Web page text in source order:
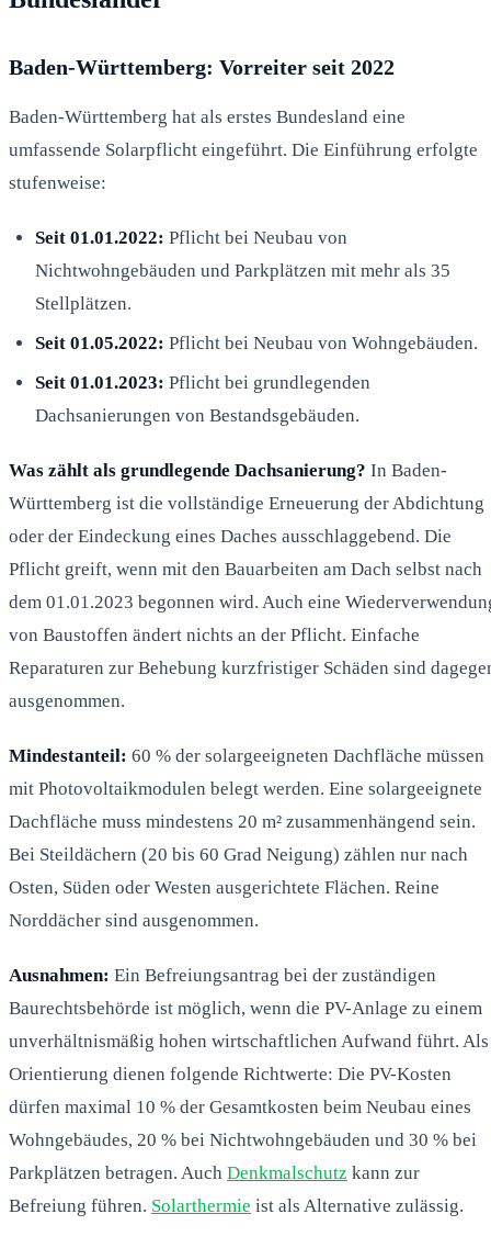
Baden-Württemberg: Vorreiter seit 2022
Baden-Württemberg hat als erstes Bundesland eine
umfassende Solarpflicht eingeführt. Die Einführung erfolgte
stufenweise:
Seit 01.01.2022: Pflicht bei Neubau von
Nichtwohngebäuden und Parkplätzen mit mehr als 35
Stellplätzen.
Seit 01.05.2022: Pflicht bei Neubau von Wohngebäuden.
Seit 01.01.2023: Pflicht bei grundlegenden
Dachsanierungen von Bestandsgebäuden.
Was zählt als grundlegende Dachsanierung? In Baden-
Württemberg ist die vollständige Erneuerung der Abdichtung
oder der Eindeckung eines Daches ausschlaggebend. Die
Pflicht greift, wenn mit den Bauarbeiten am Dach selbst nach
dem 01.01.2023 begonnen wird. Auch eine
von Baustoffen ändert nichts an der Pflicht. Einfache
Reparaturen zur Behebung kurzfristiger Schäden sind
ausgenommen.
Mindestanteil: 60 % der solargeeigneten Dachfläche müssen
mit Photovoltaikmodulen belegt werden. Eine solargeeignete
Dachfläche muss mindestens 20 m² zusammenhängend sein.
Bei Steildächern (20 bis 60 Grad Neigung) zählen nur nach
Osten, Süden oder Westen ausgerichtete Flächen. Reine
Norddächer sind ausgenommen.
Ausnahmen: Ein Befreiungsantrag bei der zuständigen
Baurechtsbehörde ist möglich, wenn die PV-Anlage zu einem
unverhältnismäßig hohen wirtschaftlichen Aufwand führt. Als
Orientierung dienen folgende Richtwerte: Die PV-Kosten
dürfen maximal 10 % der Gesamtkosten beim Neubau eines
Wohngebäudes, 20 % bei Nichtwohngebäuden und 30 % bei
Parkplätzen betragen. Auch Denkmalschutz kann zur
Befreiung führen. Solarthermie ist als Alternative zulässig.